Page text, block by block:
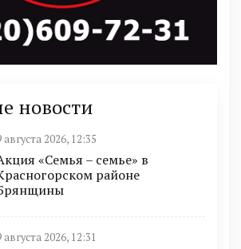
новости
августа 2026, 12:35
«Семья – семье» в
районе
августа 2026, 12:31